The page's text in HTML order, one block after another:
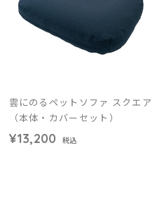
雲にのるペットソファ スクエア
（本体・カバーセット）
¥13,200 税込